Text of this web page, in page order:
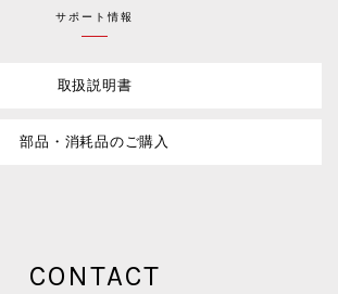
サポート情報
取扱説明書
部品・消耗品のご購入
CONTACT